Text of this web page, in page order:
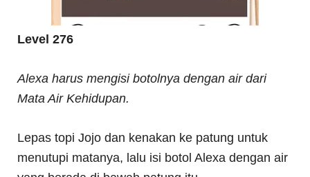
Level 276
Alexa harus mengisi botolnya dengan air dari
Mata Air Kehidupan.
Lepas topi Jojo dan kenakan ke patung untuk
menutupi matanya, lalu isi botol Alexa dengan air